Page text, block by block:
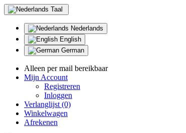
Taal
Nederlands
English
German
Alleen per mail bereikbaar
Mijn Account
Registreren
Inloggen
Verlanglijst (0)
Winkelwagen
Afrekenen